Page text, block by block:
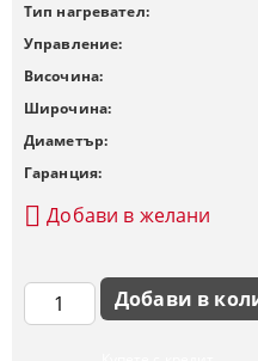
Тип нагревател:
Управление:
Височина:
Широчина:
Диаметър:
Гаранция:
Добави в желани